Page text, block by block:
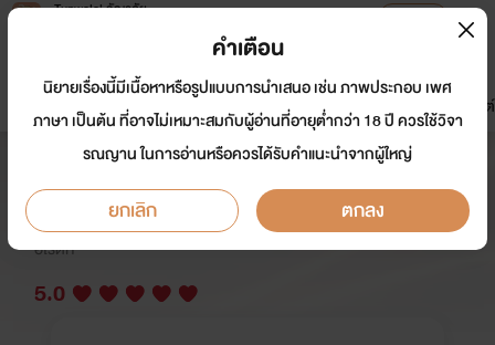
Tunwalai ธัญวลัย
หน้าแรก นิยาย อีบุ๊ก การ์ตูน
มาใหม่
ดรีมแชท ธัญลิสต์
คืนร้อน [3P] [NC25+ จัดเต็ม!!]
นักเขียน: ณิสสรณ์ นิกข์นิภา ภูษิดา
อีโรติก
5.0
คำเตือน
นิยายเรื่องนี้มีเนื้อหาหรือรูปแบบการนำเสนอ เช่น ภาพประกอบ เพศ
ภาษา เป็นต้น ที่อาจไม่เหมาะสมกับผู้อ่านที่อายุต่ำกว่า 18 ปี ควรใช้วิจา
รณญาน ในการอ่านหรือควรได้รับคำแนะนำจากผู้ใหญ่
ยกเลิก ตกลง